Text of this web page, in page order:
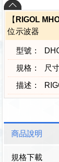
【RIGOL
位示波器
型號：
規格： 尺
描述：
商品說明
規格下載